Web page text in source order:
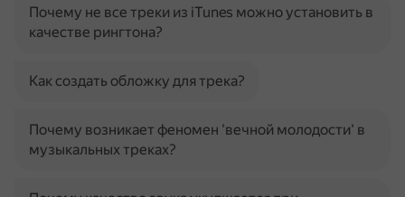
Почему не все треки из iTunes можно установить в
качестве рингтона?
Как создать обложку для трека?
Почему возникает феномен 'вечной молодости' в
музыкальных треках?